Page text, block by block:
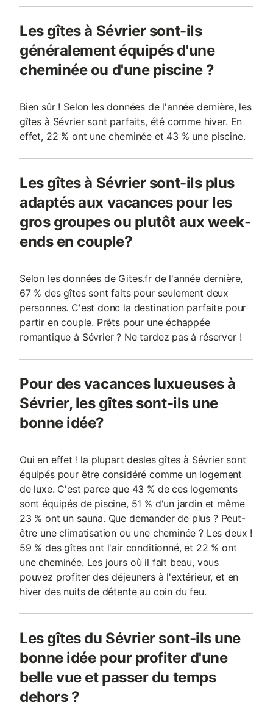
Les gîtes à Sévrier sont-ils
généralement équipés d'une
cheminée ou d'une piscine ?
Bien sûr ! Selon les données de l'année dernière, les
gîtes à Sévrier sont parfaits, été comme hiver. En
effet, 22 % ont une cheminée et 43 % une piscine.
Les gîtes à Sévrier sont-ils plus
adaptés aux vacances pour les
gros groupes ou plutôt aux week-
ends en couple?
Selon les données de Gites.fr de l'année dernière,
67 % des gîtes sont faits pour seulement deux
personnes. C'est donc la destination parfaite pour
partir en couple. Prêts pour une échappée
romantique à Sévrier ? Ne tardez pas à réserver !
Pour des vacances luxueuses à
Sévrier, les gîtes sont-ils une
bonne idée?
Oui en effet ! la plupart desles gîtes à Sévrier sont
équipés pour être considéré comme un logement
de luxe. C'est parce que 43 % de ces logements
sont équipés de piscine, 51 % d'un jardin et même
23 % ont un sauna. Que demander de plus ? Peut-
être une climatisation ou une cheminée ? Les deux !
59 % des gîtes ont l'air conditionné, et 22 % ont
une cheminée. Les jours où il fait beau, vous
pouvez profiter des déjeuners à l'extérieur, et en
hiver des nuits de détente au coin du feu.
Les gîtes du Sévrier sont-ils une
bonne idée pour profiter d'une
belle vue et passer du temps
dehors ?